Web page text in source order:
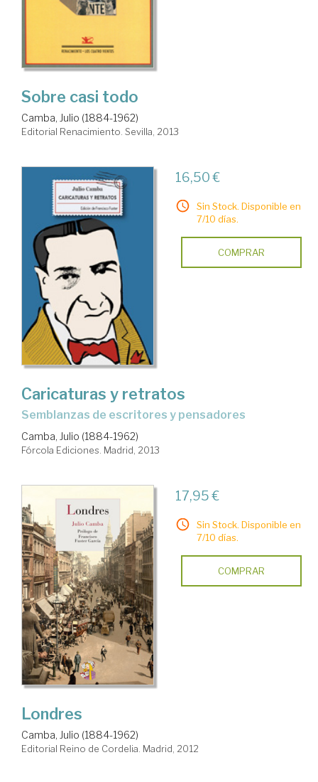
Sobre casi todo
Camba, Julio (1884-1962)
Editorial Renacimiento. Sevilla, 2013
16,50 €
Sin Stock. Disponible en
7/10 días.
COMPRAR
Caricaturas y retratos
semblanzas de escritores y pensadores
Camba, Julio (1884-1962)
Fórcola Ediciones. Madrid, 2013
17,95 €
Sin Stock. Disponible en
7/10 días.
COMPRAR
Londres
Camba, Julio (1884-1962)
Editorial Reino de Cordelia. Madrid, 2012